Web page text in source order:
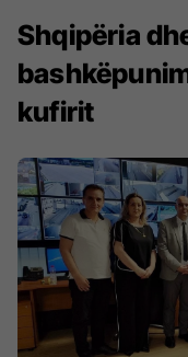
Shqipëria
kufirit